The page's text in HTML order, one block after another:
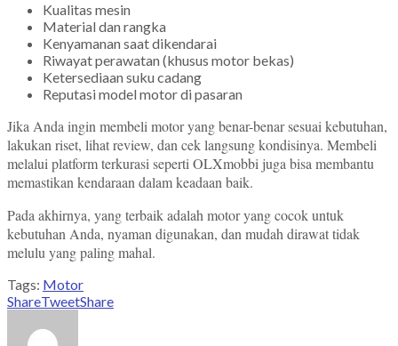
Kualitas mesin
Material dan rangka
Kenyamanan saat dikendarai
Riwayat perawatan (khusus motor bekas)
Ketersediaan suku cadang
Reputasi model motor di pasaran
Jika Anda ingin membeli motor yang benar-benar sesuai kebutuhan,
lakukan riset, lihat review, dan cek langsung kondisinya. Membeli
melalui platform terkurasi seperti OLXmobbi juga bisa membantu
memastikan kendaraan dalam keadaan baik.
Pada akhirnya, yang terbaik adalah motor yang cocok untuk
kebutuhan Anda, nyaman digunakan, dan mudah dirawat tidak
melulu yang paling mahal.
Tags: Motor
ShareTweetShare